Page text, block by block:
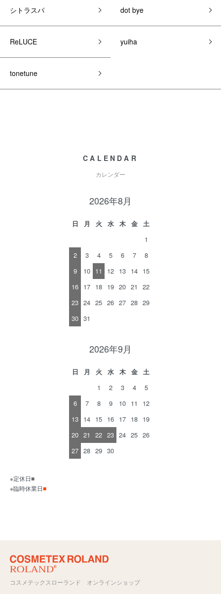
シトラスパ dot bye
ReLUCE yuiha
tonetune
CALENDAR
カレンダー
2026年8月
日 月 火 水 木 金
土
1
2
3 4 5 6 7
8
9
10 11 12 13 14 15
16 17 18 19 20 21
22
23 24 25 26 27 28 29
30 31
2026年9月
日 月 火 水 木 金
土
1
2 3 4
5
6
7 8 9 10 11
12
13 14 15 16 17 18 19
20 21 22 23 24 25 26
27 28 29 30
※定休日■
※臨時休業日■
コスメテックスローランド オンラインショップ